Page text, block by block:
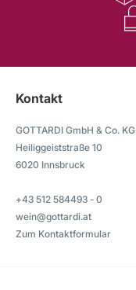
Kontakt
GOTTARDI GmbH & Co. KG
Heiliggeiststraße 10
6020 Innsbruck
+43 512 584493 - 0
wein@gottardi.at
Zum Kontaktformular